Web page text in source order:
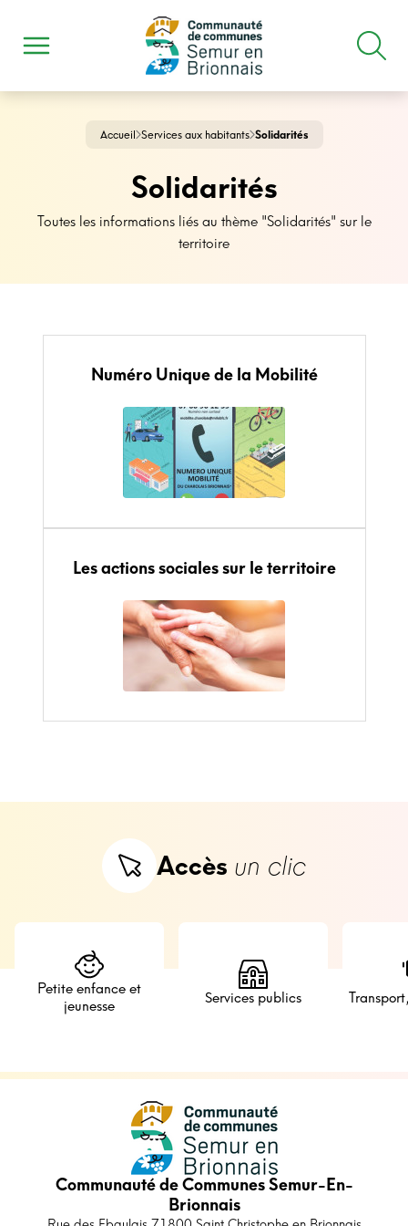
Accueil Services aux habitants Solidarités
Solidarités
Toutes les informations liés au thème "Solidarités" sur le
territoire
Numéro Unique de la Mobilité
Les actions sociales sur le territoire
Accès un clic
Petite enfance et
jeunesse
Services publics
Communauté de Communes Semur-En-
Brionnais